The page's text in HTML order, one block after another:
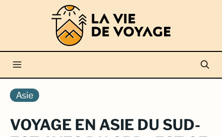
Menu
Asie
VOYAGE EN ASIE DU SUD-